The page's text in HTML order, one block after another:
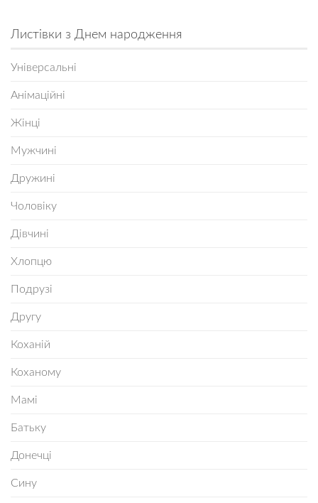
Листівки з Днем народження
Універсальні
Анімаційні
Жінці
Мужчині
Дружині
Чоловіку
Дівчині
Хлопцю
Подрузі
Другу
Коханій
Коханому
Мамі
Батьку
Донечці
Сину